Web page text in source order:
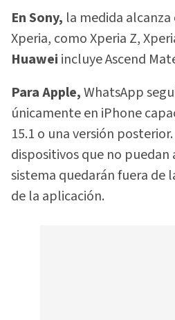
En Sony, la medida
Xperia, como Xperia Z,
Huawei incluye Ascend
Para Apple,WhatsApp
únicamente en iPhone
15.1 o una versión
dispositivos que no puedan
sistema quedarán fuera de
de la aplicación.